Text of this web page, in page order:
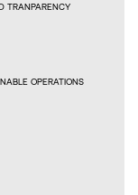
TRANPARENCY
OPERATIONS